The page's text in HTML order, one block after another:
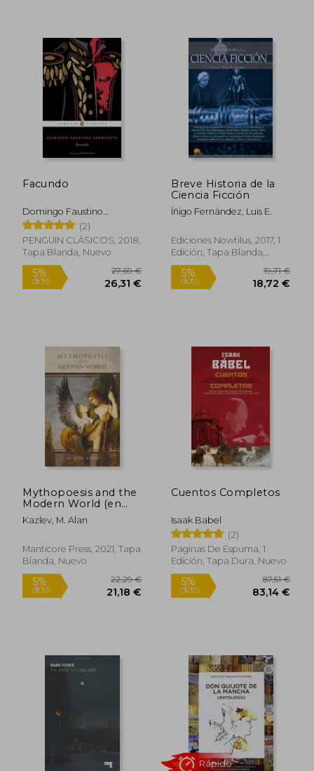
5% 5%
dcto.
5%
dcto. 10,45 €
5%
dcto.
Facundo
Domingo Faustino
Sarmiento
(2)
PENGUIN CLÁSICOS, 2018,
Tapa Blanda, Nuevo
Breve Historia de la
Ciencia Ficción
Íñigo Fernández, Luis E.
Ediciones Nowtilus, 2017, 1
Edición, Tapa Blanda,
Nuevo
Mythopoesis and the
Modern World (en
Inglés)
Kazlev, M. Alan
Manticore Press, 2021, Tapa
Blanda, Nuevo
Cuentos Completos
Isaak Babel
(2)
Paginas De Espuma, 1
Edición, Tapa Dura, Nuevo